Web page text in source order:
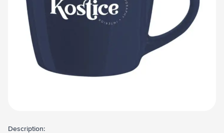
Description: